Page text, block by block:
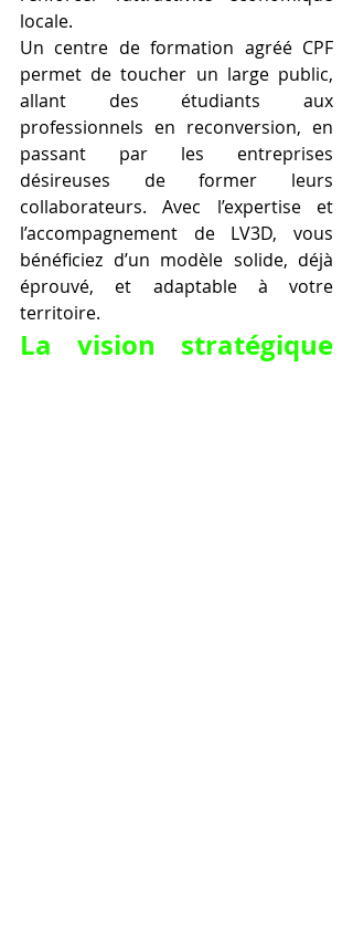
locale.
Un centre de formation agréé CPF
permet de toucher un large public,
allant des étudiants aux
professionnels en reconversion, en
passant par les entreprises
désireuses de former leurs
collaborateurs. Avec l’expertise et
l’accompagnement de LV3D, vous
bénéficiez d’un modèle solide, déjà
éprouvé, et adaptable à votre
territoire.
La vision stratégique